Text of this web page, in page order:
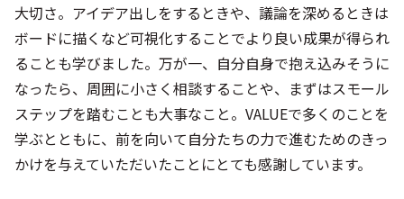
大切さ。アイデア出しをするときや、議論を深めるときは
ボードに描くなど可視化することでより良い成果が得られ
ることも学びました。万が一、自分自身で抱え込みそうに
なったら、周囲に小さく相談することや、まずはスモール
ステップを踏むことも大事なこと。VALUEで多くのことを
学ぶとともに、前を向いて自分たちの力で進むためのきっ
かけを与えていただいたことにとても感謝しています。